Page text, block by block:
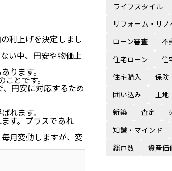
利上げを決定しまし
い中、円安や物価上
ります。
とです。
円安に対応するため
れます。
す。プラスであれ
月変動しますが、変
ライフスタイル
リフォーム・リ
ローン審査
不
住宅ローン
住
住宅購入
保険
囲い込み
土地
新築
査定
知識・マインド
総戸数
資産価